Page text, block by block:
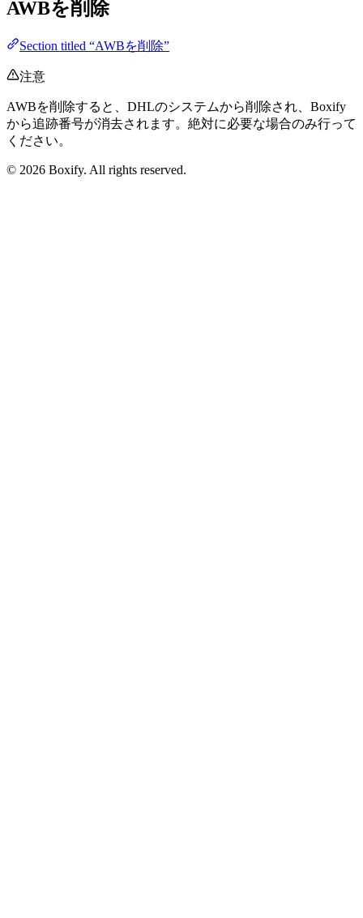
AWBを削除
Section titled “AWBを削除”
注意
AWBを削除すると、DHLのシステムから削除され、Boxify
から追跡番号が消去されます。絶対に必要な場合のみ行って
ください。
© 2026 Boxify. All rights reserved.